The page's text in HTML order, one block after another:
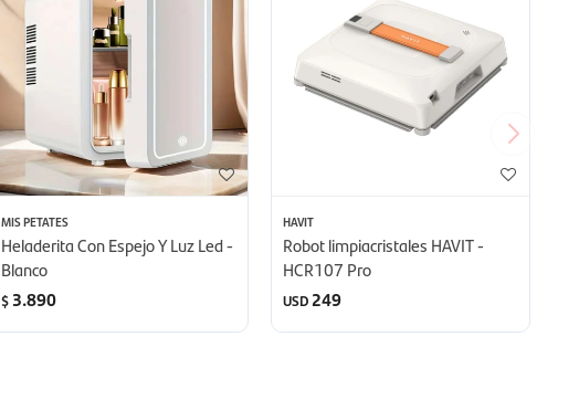
MIS PETATES
Heladerita Con Espejo Y Luz Led -
Blanco
$ 3.890
HAVIT
Robot limpiacristales HAVIT -
HCR107 Pro
USD249